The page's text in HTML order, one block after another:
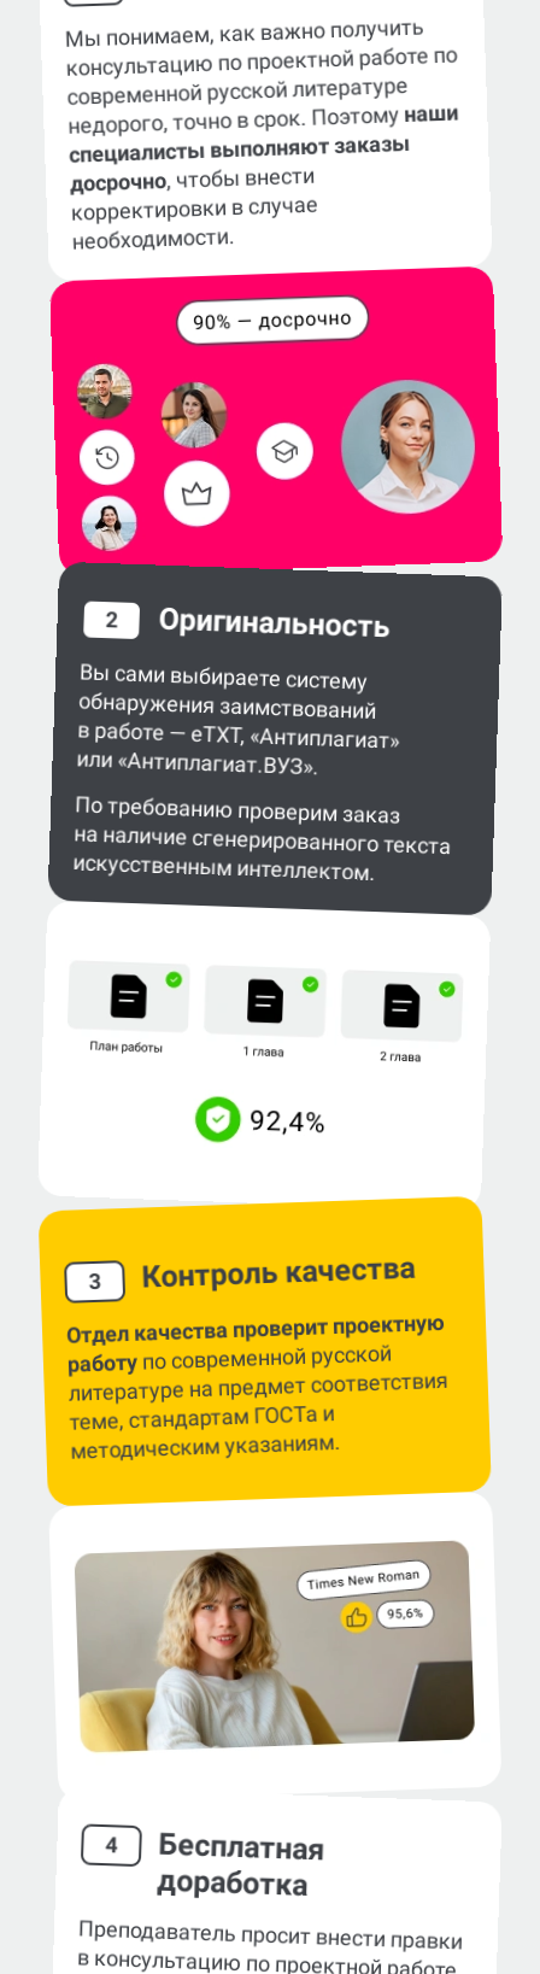
Мы понимаем, как важно получить
консультацию по проектной работе по
современной русской литературе
недорого, точно в срок. Поэтому наши
специалисты выполняют заказы
досрочно, чтобы внести
корректировки в случае
необходимости.
2 Оригинальность
Вы сами выбираете систему
обнаружения заимствований
в работе — eTXT, «Антиплагиат»
или «Антиплагиат.ВУЗ».
По требованию проверим заказ
на наличие сгенерированного текста
искусственным интеллектом.
3 Контроль качества
Отдел качества проверит проектную
работупо современной русской
литературе на предмет соответствия
теме, стандартам ГОСТа и
методическим указаниям.
4 Бесплатная
доработка
Преподаватель просит внести правки
в консультацию по проектной работе